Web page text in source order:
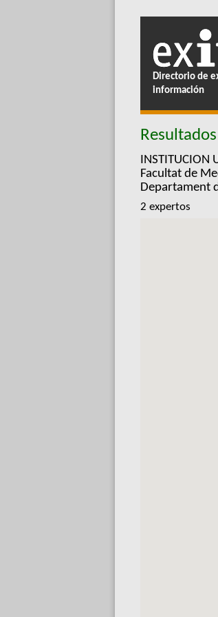
Directorio de
información
Resultados
INSTITUCION
Facultat de
Departament
2 expertos